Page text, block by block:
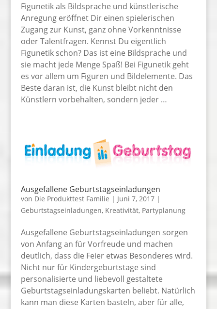
Figunetik als Bildsprache und künstlerische
Anregung eröffnet Dir einen spielerischen
Zugang zur Kunst, ganz ohne Vorkenntnisse
oder Talentfragen. Kennst Du eigentlich
Figunetik schon? Das ist eine Bildsprache und
sie macht jede Menge Spaß! Bei Figunetik geht
es vor allem um Figuren und Bildelemente. Das
Beste daran ist, die Kunst bleibt nicht den
Künstlern vorbehalten, sondern jeder …
Ausgefallene Geburtstagseinladungen
von Die Produkttest Familie | Juni 7, 2017|
Geburtstagseinladungen, Kreativität, Partyplanung
Ausgefallene Geburtstagseinladungen sorgen
von Anfang an für Vorfreude und machen
deutlich, dass die Feier etwas Besonderes wird.
Nicht nur für Kindergeburtstage sind
personalisierte und liebevoll gestaltete
Geburtstagseinladungskarten beliebt. Natürlich
kann man diese Karten basteln, aber für alle,